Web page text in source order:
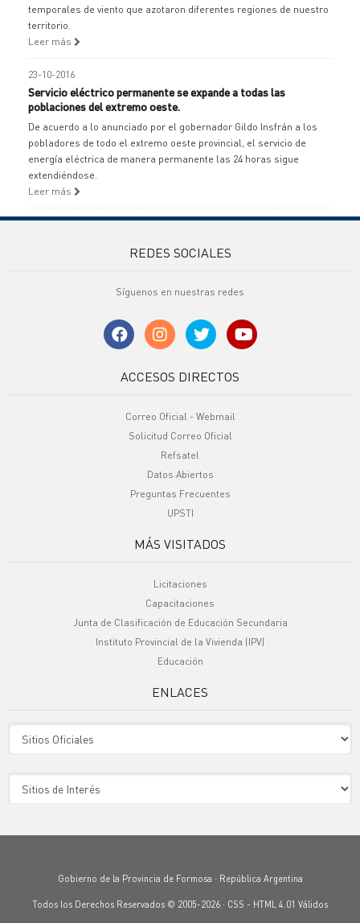
temporales de viento que azotaron diferentes regiones de nuestro
territorio.
Leer más
23-10-2016
Servicio eléctrico permanente se expande a todas las
poblaciones del extremo oeste.
De acuerdo a lo anunciado por el gobernador Gildo Insfrán a los
pobladores de todo el extremo oeste provincial, el servicio de
energía eléctrica de manera permanente las 24 horas sigue
extendiéndose.
Leer más
REDES SOCIALES
Síguenos en nuestras redes
ACCESOS DIRECTOS
Correo Oficial - Webmail
Solicitud Correo Oficial
Refsatel
Datos Abiertos
Preguntas Frecuentes
UPSTI
MÁS VISITADOS
Licitaciones
Capacitaciones
Junta de Clasificación de Educación Secundaria
Instituto Provincial de la Vivienda (IPV)
Educación
ENLACES
Gobierno de la Provincia de Formosa · República Argentina
Todos los Derechos Reservados © 2005-2026 · CSS - HTML 4.01 Válidos